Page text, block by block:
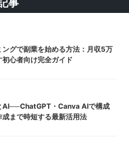
ングで副業を始める方法：月収5万
初心者向け完全ガイド
AI──ChatGPT・Canva AIで構成
成まで時短する最新活用法